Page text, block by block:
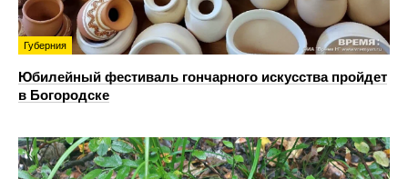
Губерния
Юбилейный фестиваль гончарного искусства пройдет
в Богородске